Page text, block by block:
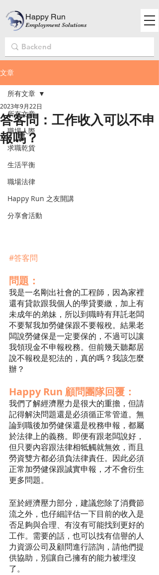
Happy Run
Employment Solutions
文章
所有文章
職場人際
求職乾貨
生活平衡
職場法律
Happy Run 之友開講
分享會活動
所有文章
答客問：工作收入可以不申
報嗎？
2023年9月22日
#答客問
問題：
我是一名剛出社會的工程師，因為家裡
還有貸款跟我個人的學貸要繳，加上有
未成年的弟妹，所以到職時有拜託老闆
不要幫我加勞健保跟不要報稅。結果老
闆說勞健保是一定要保的，不過可以讓
我領現金不申報稅務。但前幾天聽鄰居
說不報稅是犯法的，真的嗎？我該怎麼
辦？
Happy Run 顧問團隊回覆：
我們了解經濟壓力是很大的重擔，但請
記得解決問題還是必須循正常管道。無
論到職後加勞健保還是稅務申報，都屬
於法律上的義務。即便有跟老闆說好，
但只要內容跟法律相牴觸就無效，而且
勞資雙方都必須負法律責任。因此必須
正常加勞健保跟誠實申報，才不會衍生
更多問題。
至於經濟壓力部分，建議您除了消費節
流之外，也仔細評估一下目前的收入是
否足夠與合理、有沒有可能找到更好的
工作。需要的話，也可以找有信譽的人
力資源公司及顧問進行諮詢，請他們提
供協助，別讓自己擁有的能力被埋沒
了。